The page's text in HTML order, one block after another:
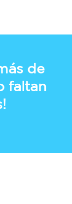
de
faltan